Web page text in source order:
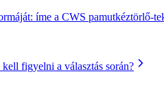
íme a CWS pamutkéztörlő-
figyelni a választás során?